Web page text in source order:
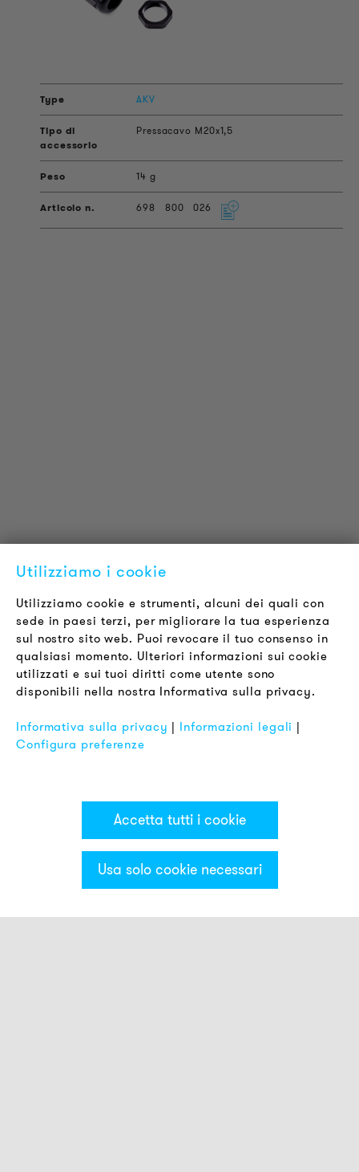
Categorie & Filter
AKV
Pressacavo M20x1,5
14 g
698 800 026
Newsletter
LEGALE
Termini & Condizioni
Informativa sulla Privacy
Impronta
Utilizziamo i cookie
Utilizziamo cookie e strumenti, alcuni dei quali con
sede in paesi terzi, per migliorare la tua esperienza
sul nostro sito web. Puoi revocare il tuo consenso in
qualsiasi momento. Ulteriori informazioni sui cookie
utilizzati e sui tuoi diritti come utente sono
disponibili nella nostra Informativa sulla privacy.
Informativa sulla privacy | Informazioni legali |
Configura preferenze
Accetta tutti i cookie
Usa solo cookie necessari